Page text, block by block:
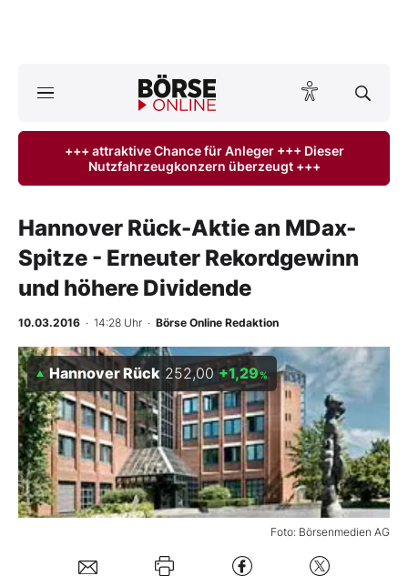
ktuelle Ausgabe BÖRSE ONLINE lesen
Anlageprodukte
Finanz-Check
BO-Musterdepots
Experten
Mein B:O
Mein Konto
Folgen Sie uns
+++ attraktive Chance für Anleger +++ Dieser
Nutzfahrzeugkonzern überzeugt +++
Hannover Rück-Aktie an MDax-
Spitze - Erneuter Rekordgewinn
und höhere Dividende
10.03.2016 · 14:28 Uhr · Börse Online Redaktion
Foto: Börsenmedien AG
Hannover Rück 252,00 +1,29%